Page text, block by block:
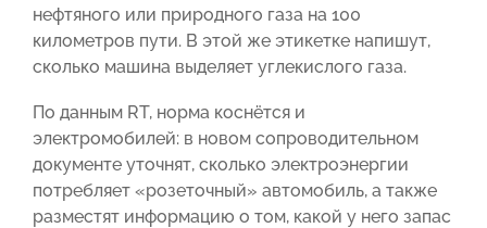
нефтяного или природного газа на 100
километров пути. В этой же этикетке напишут,
сколько машина выделяет углекислого газа.
По данным RT, норма коснётся и
электромобилей: в новом сопроводительном
документе уточнят, сколько электроэнергии
потребляет «розеточный» автомобиль, а также
разместят информацию о том, какой у него запас